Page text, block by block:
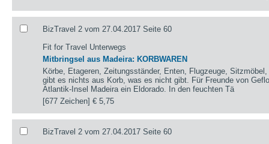
BizTravel 2 vom 27.04.2017 Seite 60
Fit for Travel Unterwegs
Mitbringsel aus Madeira: KORBWAREN
Körbe, Etageren, Zeitungsständer, Enten, Flugzeuge,
gibt es nichts aus Korb, was es nicht gibt. Für Freunde von
Atlantik-Insel Madeira ein Eldorado. In den feuchten Tä
[677 Zeichen]€ 5,75
BizTravel 2 vom 27.04.2017 Seite 60